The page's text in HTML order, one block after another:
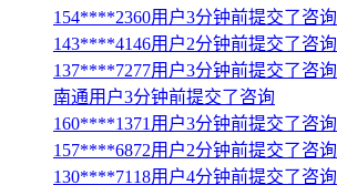
154****2360用户3分钟前提交了咨询
143****4146用户2分钟前提交了咨询
137****7277用户3分钟前提交了咨询
南通用户3分钟前提交了咨询
160****1371用户3分钟前提交了咨询
157****6872用户2分钟前提交了咨询
130****7118用户4分钟前提交了咨询